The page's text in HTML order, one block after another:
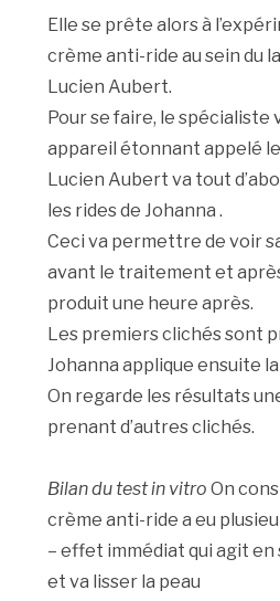
Elle se prête alors à
crème anti-ride au sein du
Lucien Aubert.
Pour se faire, le spécialiste
appareil étonnant appelé
Lucien Aubert va tout
les rides de Johanna .
Ceci va permettre de voir
avant le traitement et
produit une heure après.
Les premiers clichés sont
Johanna applique ensuite
On regarde les résultats
prenant d’autres clichés.
Bilan du test in vitro On
crème anti-ride a eu
– effet immédiat qui agit en
et va lisser la peau